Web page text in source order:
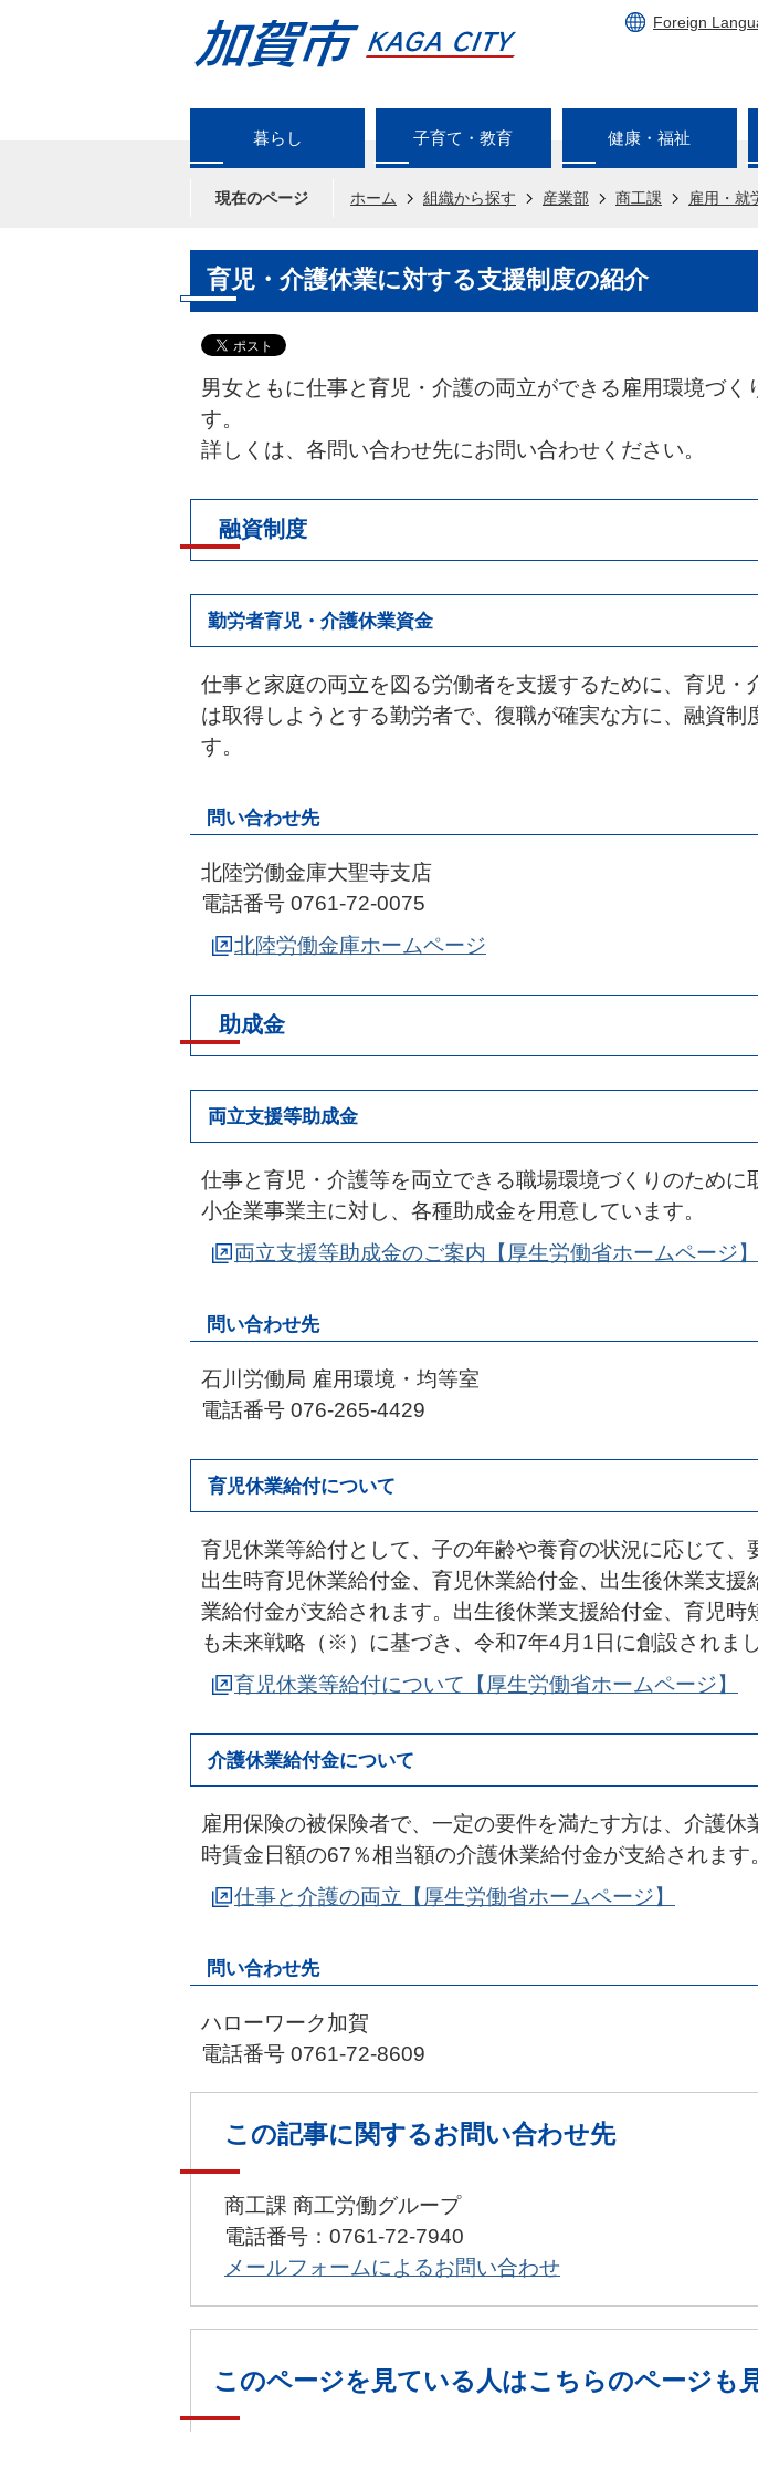
Foreign
暮らし 子育て・教育 健康・福祉
現在のページ ホーム 組織から探す 産業部 商工課 雇用・就
育児・介護休業に対する支援制度の紹介
男女ともに仕事と育児・介護の両立ができる雇用環境づく
す。
詳しくは、各問い合わせ先にお問い合わせください。
融資制度
勤労者育児・介護休業資金
仕事と家庭の両立を図る労働者を支援するために、育児・
は取得しようとする勤労者で、復職が確実な方に、融資制
す。
問い合わせ先
北陸労働金庫大聖寺支店
電話番号 0761-72-0075
北陸労働金庫ホームページ
助成金
両立支援等助成金
仕事と育児・介護等を両立できる職場環境づくりのために
小企業事業主に対し、各種助成金を用意しています。
両立支援等助成金のご案内【厚生労働省ホームページ】
問い合わせ先
石川労働局 雇用環境・均等室
電話番号 076-265-4429
育児休業給付について
育児休業等給付として、子の年齢や養育の状況に応じて、
出生時育児休業給付金、育児休業給付金、出生後休業支援
業給付金が支給されます。出生後休業支援給付金、育児時
も未来戦略（※）に基づき、令和7年4月1日に創設されまし
育児休業等給付について【厚生労働省ホームページ】
介護休業給付金について
雇用保険の被保険者で、一定の要件を満たす方は、介護休
時賃金日額の67％相当額の介護休業給付金が支給されます
仕事と介護の両立【厚生労働省ホームページ】
問い合わせ先
ハローワーク加賀
電話番号 0761-72-8609
この記事に関するお問い合わせ先
商工課 商工労働グループ
電話番号：0761-72-7940
メールフォームによるお問い合わせ
このページを見ている人はこちらのページも